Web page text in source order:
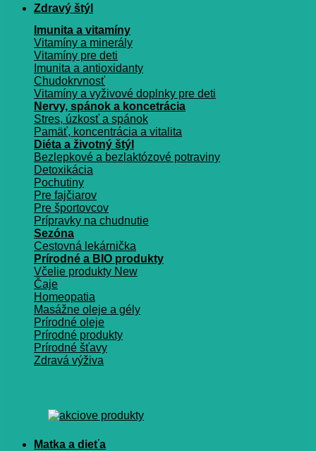
Zdravý štýl
Imunita a vitamíny
Vitamíny a minerály
Vitamíny pre deti
Imunita a antioxidanty
Chudokrvnosť
Vitamíny a vyživové doplnky pre deti
Nervy, spánok a koncetrácia
Stres, úzkosť a spánok
Pamäť, koncentrácia a vitalita
Diéta a životný štýl
Bezlepkové a bezlaktózové potraviny
Detoxikácia
Pochutiny
Pre fajčiarov
Pre športovcov
Prípravky na chudnutie
Sezóna
Cestovná lekárnička
Prírodné a BIO produkty
Včelie produkty
Čaje
Homeopatia
Masážne oleje a gély
Prírodné oleje
Prírodné produkty
Prírodné šťavy
Zdravá výživa
Matka a dieťa